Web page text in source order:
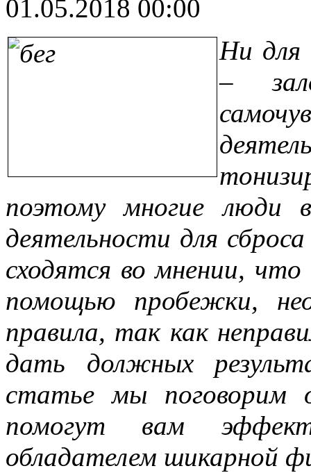
01.05.2018 00:00
Ни для
–
поэтому многие люди
деятельности для
сходятся во мнении,
помощью пробежки,
правила, так как
дать должных
статье мы поговорим
помогут вам
обладателем шикарной